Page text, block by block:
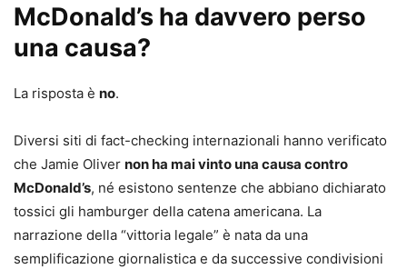
McDonald’s ha davvero perso
una causa?
La risposta è no.
Diversi siti di fact-checking internazionali hanno verificato
che Jamie Oliver non ha mai vinto una causa contro
McDonald’s, né esistono sentenze che abbiano dichiarato
tossici gli hamburger della catena americana. La
narrazione della “vittoria legale” è nata da una
semplificazione giornalistica e da successive condivisioni